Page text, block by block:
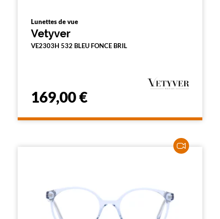
Lunettes de vue
Vetyver
VE2303H 532 BLEU FONCE BRIL
169,00 €